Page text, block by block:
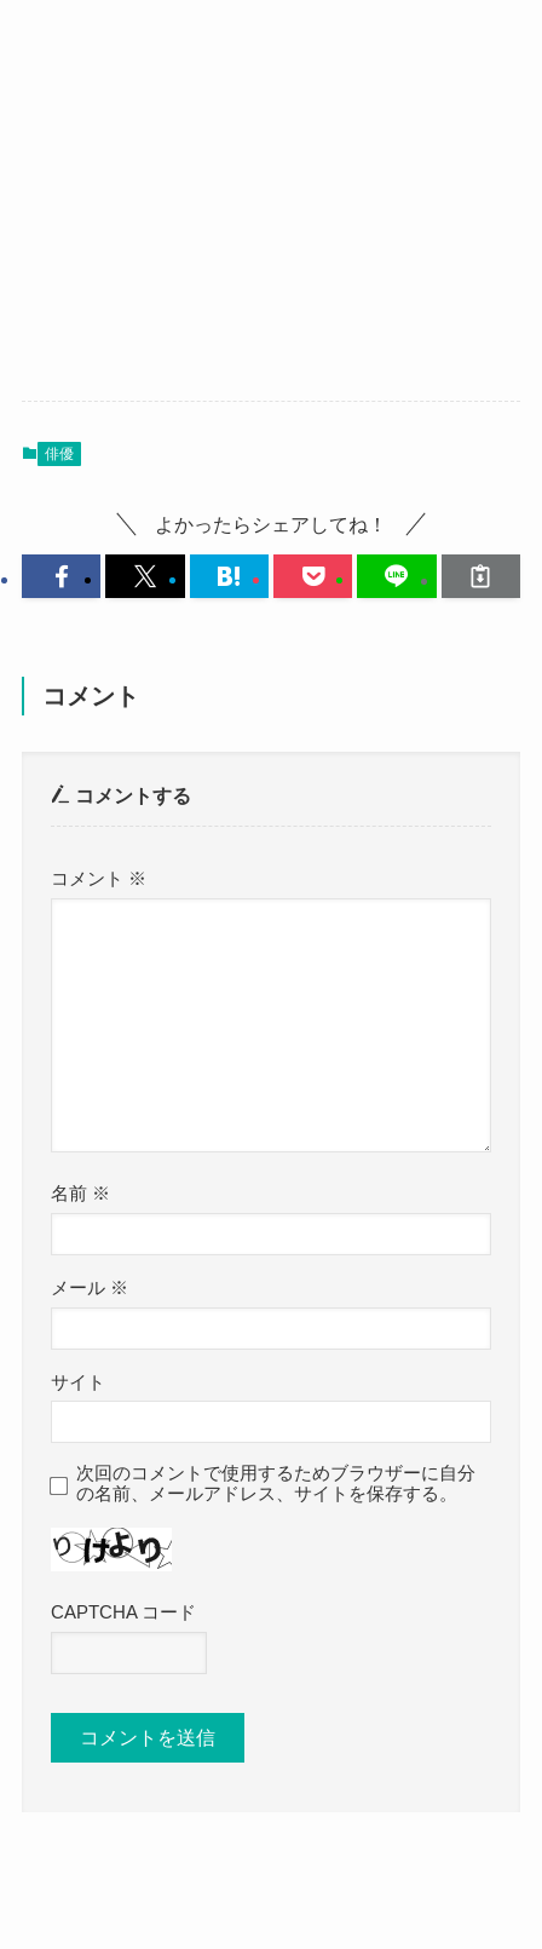
俳優
よかったらシェアしてね！
コメント
コメントする
コメント ※
名前 ※
メール ※
サイト
次回のコメントで使用するためブラウザーに自分
の名前、メールアドレス、サイトを保存する。
CAPTCHA コード